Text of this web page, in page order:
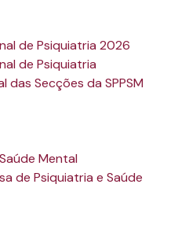
de Psiquiatria 2026
de Psiquiatria
das Secções da SPPSM
Mental
de Psiquiatria e Saúde